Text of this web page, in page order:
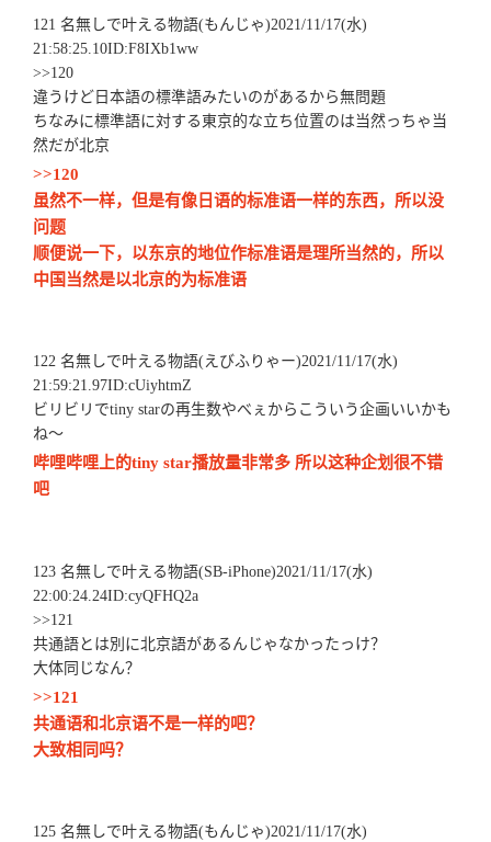
121 名無しで叶える物語(もんじゃ)2021/11/17(水)
21:58:25.10ID:F8IXb1ww
>>120
違うけど日本語の標準語みたいのがあるから無問題
ちなみに標準語に対する東京的な立ち位置のは当然っちゃ当
然だが北京
>>120
虽然不一样，但是有像日语的标准语一样的东西，所以没
问题
顺便说一下，以东京的地位作标准语是理所当然的，所以
中国当然是以北京的为标准语
122 名無しで叶える物語(えびふりゃー)2021/11/17(水)
21:59:21.97ID:cUiyhtmZ
ビリビリでtiny starの再生数やべぇからこういう企画いいかも
ね～
哔哩哔哩上的tiny star播放量非常多 所以这种企划很不错
吧
123 名無しで叶える物語(SB-iPhone)2021/11/17(水)
22:00:24.24ID:cyQFHQ2a
>>121
共通語とは別に北京語があるんじゃなかったっけ？
大体同じなん？
>>121
共通语和北京语不是一样的吧？
大致相同吗？
125 名無しで叶える物語(もんじゃ)2021/11/17(水)